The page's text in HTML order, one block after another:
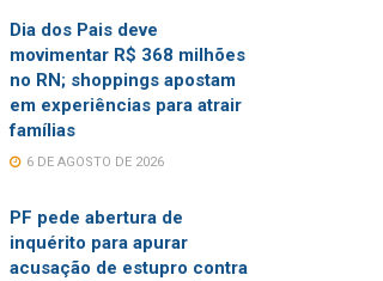
Dia dos Pais deve
movimentar R$ 368 milhões
no RN; shoppings apostam
em experiências para atrair
famílias
6 DE AGOSTO DE 2026
PF pede abertura de
inquérito para apurar
acusação de estupro contra